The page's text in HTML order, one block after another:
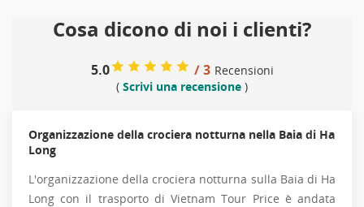
Cosa dicono di noi i clienti?
5.0 / 3 Recensioni
( Scrivi una recensione )
Organizzazione della crociera notturna nella Baia di Ha
Long
L'organizzazione della crociera notturna sulla Baia di Ha
Long con il trasporto di Vietnam Tour Price è andata